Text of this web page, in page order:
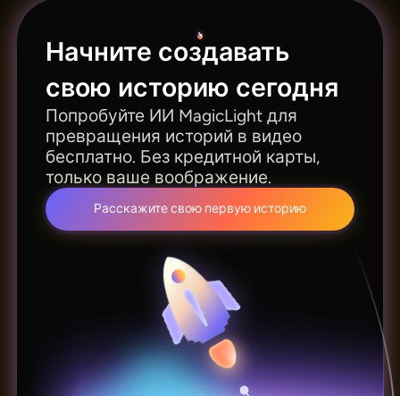
качество MagicLight, прежде чем оформлять
Начните создавать
свою историю сегодня
Попробуйте ИИ MagicLight для
превращения историй в видео
бесплатно. Без кредитной карты,
только ваше воображение.
Расскажите свою первую историю